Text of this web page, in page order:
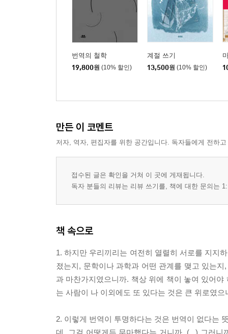
번역의 철학
19,800원 (10% 할인)
계절 쓰기
13,500원 (10% 할인)
만든 이 코멘트
저자, 역자, 편집자를 위한 공간입니다. 독자들에게 전하
접수된 글은 확인을 거쳐 이 곳에 게재됩니다.
독자 분들의 리뷰는 리뷰 쓰기를, 책에 대한 문의는
책 속으로
1. 하지만 우리끼리는 여전히 열렬히 서로를 지지
졌는지, 문학이나 과학과 어떤 관계를 맺고 있는
과 마찬가지였으니까. 책상 위에 책이 놓여 있어
는 사람이 나 이외에도 또 있다는 것은 큰 위로였으
2. 이렇게 번역이 투명하다는 것은 번역이 없다는